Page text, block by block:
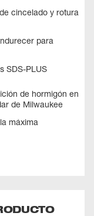
cincelado y rotura
para
SDS-PLUS
de hormigón en
de Milwaukee
máxima